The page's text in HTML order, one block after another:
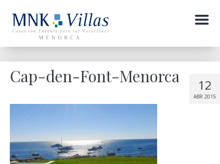
Menu
12
ABR 2015
Cap-den-Font-Menorca